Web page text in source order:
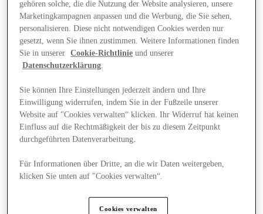
Angebote
gehören solche, die die Nutzung der Website analysieren, unsere
Marketingkampagnen anpassen und die Werbung, die Sie sehen,
personalisieren. Diese nicht notwendigen Cookies werden nur
gesetzt, wenn Sie ihnen zustimmen. Weitere Informationen finden
Sie in unserer
Cookie-Richtlinie und unserer
Datenschutzerklärung.
Sie können Ihre Einstellungen jederzeit ändern und Ihre
Einwilligung widerrufen, indem Sie in der Fußzeile unserer
Website auf "Cookies verwalten“ klicken. Ihr Widerruf hat keinen
Einfluss auf die Rechtmäßigkeit der bis zu diesem Zeitpunkt
durchgeführten Datenverarbeitung.
Für Informationen über Dritte, an die wir Daten weitergeben,
klicken Sie unten auf "Cookies verwalten“.
Cookies verwalten